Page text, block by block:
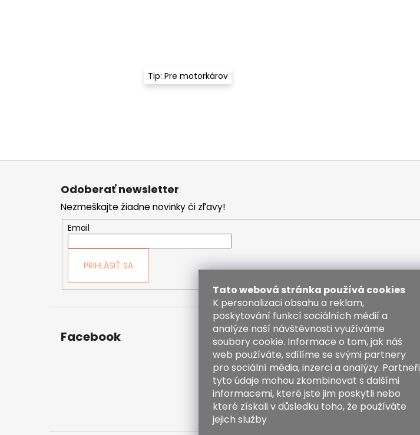
Tato webová stránka používá cookies
K personalizaci obsahu a reklam,
poskytování funkcí sociálních médií a
analýze naší návštěvnosti využíváme
soubory cookie. Informace o tom, jak náš
web používáte, sdílíme se svými partnery
pro sociální média, inzerci a analýzy. Partneři
tyto údaje mohou zkombinovat s dalšími
informacemi, které jste jim poskytli nebo
které získali v důsledku toho, že používáte
jejich služby
Tip: Pre motorkárov
Odoberať newsletter
Nezmeškajte žiadne novinky či zľavy!
Email
PRIHLÁSIŤ SA
Facebook Kontakt
info@kozenezbozi.com
381281747, 603225633
603225633
https://www.facebook.com/koz
enezbozi/